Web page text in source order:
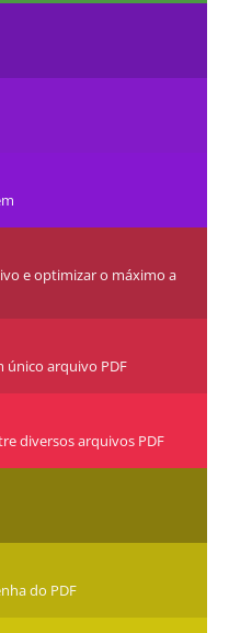
e optimizar o máximo a
único arquivo PDF
diversos arquivos PDF
do PDF